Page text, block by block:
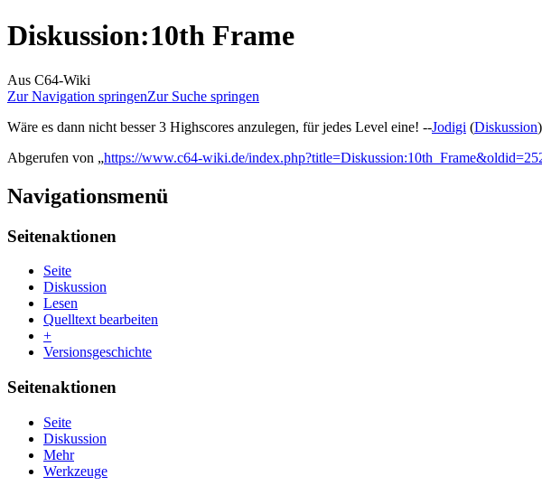
Diskussion:10th Frame
Aus C64-Wiki
Zur Navigation springenZur Suche springen
Wäre es dann nicht besser 3 Highscores anzulegen, für jedes Level eine! --Jodigi (Diskussion
Abgerufen von „https://www.c64-wiki.de/
Navigationsmenü
Seitenaktionen
Seite
Diskussion
Lesen
Quelltext bearbeiten
+
Versionsgeschichte
Seitenaktionen
Seite
Diskussion
Mehr
Werkzeuge